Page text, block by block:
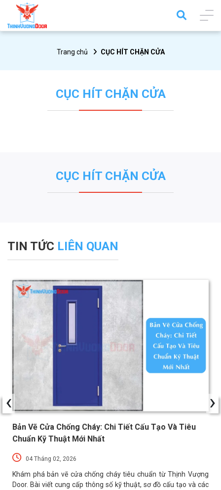
Trang chủ CỤC HÍT CHẶN CỬA
CỤC HÍT CHẶN CỬA
CỤC HÍT CHẶN CỬA
TIN TỨC LIÊN QUAN
Bản Vẽ Cửa Chống Cháy: Chi Tiết Cấu Tạo Và Tiêu
Chuẩn Kỹ Thuật Mới Nhất
04 Tháng 02, 2026
Khám phá bản vẽ cửa chống cháy tiêu chuẩn từ Thịnh Vượng
Door. Bài viết cung cấp thông số kỹ thuật, sơ đồ cấu tạo và các
‹ ›